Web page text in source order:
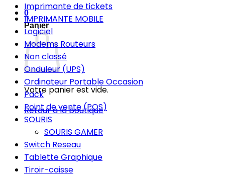
0
Panier
Votre panier est vide.
Retour à la boutique
Imprimante de tickets
IMPRIMANTE MOBILE
Logiciel
Modems Routeurs
Non classé
Onduleur (UPS)
Ordinateur Portable Occasion
Pack
Point de vente (POS)
SOURIS
SOURIS GAMER
Switch Reseau
Tablette Graphique
Tiroir-caisse